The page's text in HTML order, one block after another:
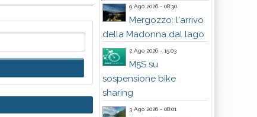
9 Ago 2026 - 08:30
Mergozzo: l'arrivo
della Madonna dal lago
2 Ago 2026 - 15:03
M5S su
sospensione bike
sharing
3 Ago 2026 - 08:01